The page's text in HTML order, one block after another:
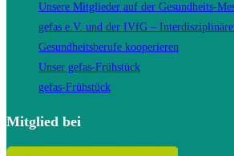
Unsere Mitglieder auf der Gesundheits-
gefas e.V. und der IVfG –
Gesundheitsberufe kooperieren
Unser gefas-Frühstück
gefas-Frühstück
Mitglied bei